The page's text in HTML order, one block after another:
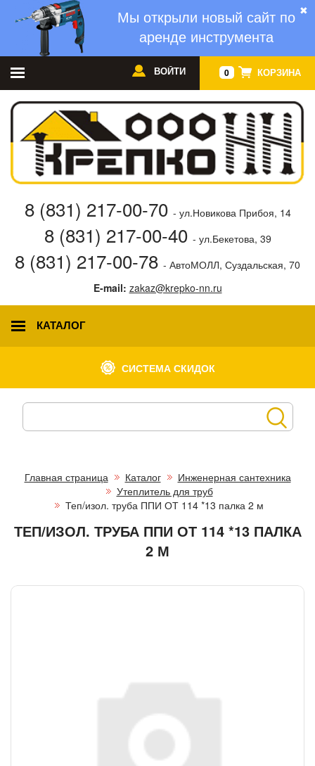
✖
Мы открыли новый сайт по
аренде инструмента
0 КОРЗИНА
ВОЙТИ
8 (831) 217-00-70 - ул.Новикова Прибоя, 14
8 (831) 217-00-40 - ул.Бекетова, 39
8 (831) 217-00-78 - АвтоМОЛЛ, Суздальская, 70
E-mail: zakaz@krepko-nn.ru
КАТАЛОГ
СИСТЕМА СКИДОК
Главная страница Каталог
Инженерная сантехника
Утеплитель для труб
Теп/изол. труба ППИ ОТ 114 *13 палка 2 м
ТЕП/ИЗОЛ. ТРУБА ППИ ОТ 114 *13 ПАЛКА
2 М